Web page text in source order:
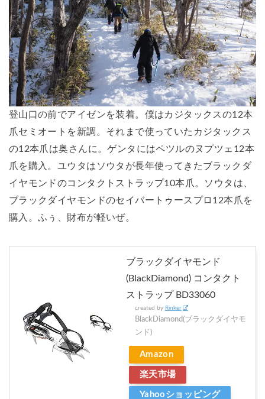
登山口の前でアイゼンを装着。僕はカジタックスの12本
爪セミオートを新調。それまで使っていたカジタックス
の12本爪は奥さんに。ゲンタにはペツルのヌプツェ12本
爪を購入。ユウタはソウタが長年使ってきたブラックダ
イヤモンドのコンタクトストラップ10本爪。ソウタは、
ブラックダイヤモンドのセイバートゥースプロ12本爪を
購入。ふぅ、財布が軽いぜ。
ブラックダイヤモンド
(BlackDiamond) コンタクト
ストラップ BD33060
created by Rinker
BlackDiamond(ブラックダイヤモ
ンド)
Amazon
楽天市場
Yahooショッピング